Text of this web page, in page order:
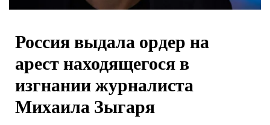
Россия выдала ордер на
арест находящегося в
изгнании журналиста
Михаила Зыгаря